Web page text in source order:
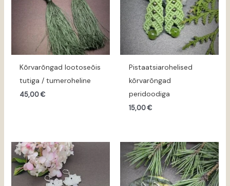
Kõrvarõngad lootoseõis
tutiga / tumeroheline
45,00€
Pistaatsiarohelised
kõrvarõngad
peridoodiga
15,00€